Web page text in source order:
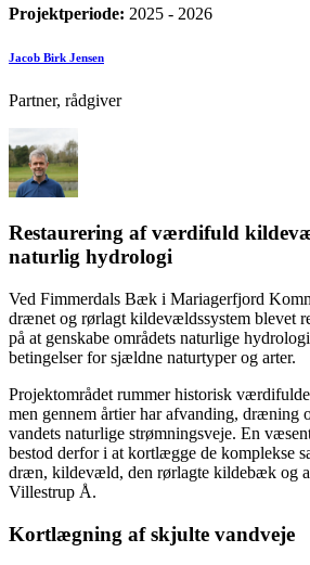
Projektperiode: 2025 - 2026
Jacob Birk Jensen
Partner, rådgiver
Restaurering af værdifuld
naturlig hydrologi
Ved Fimmerdals Bæk i Mariagerfjord
drænet og rørlagt kildevældssystem blevet
på at genskabe områdets naturlige
betingelser for sjældne naturtyper og arter.
Projektområdet rummer historisk
men gennem årtier har afvanding,
vandets naturlige strømningsveje. En
bestod derfor i at kortlægge de komplekse
dræn, kildevæld, den rørlagte kildebæk og
Villestrup Å.
Kortlægning af skjulte vandveje